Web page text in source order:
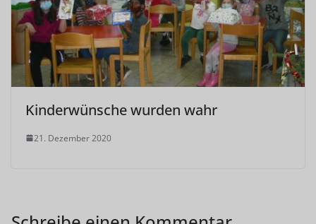
Kinderwünsche wurden wahr
21. Dezember 2020